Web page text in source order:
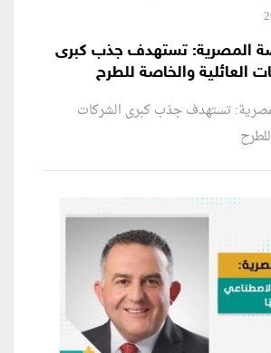
المصرية: تستهدف جذب كبرى
العائلية والخاصة للطرح
تستهدف جذب كبرى الشركات